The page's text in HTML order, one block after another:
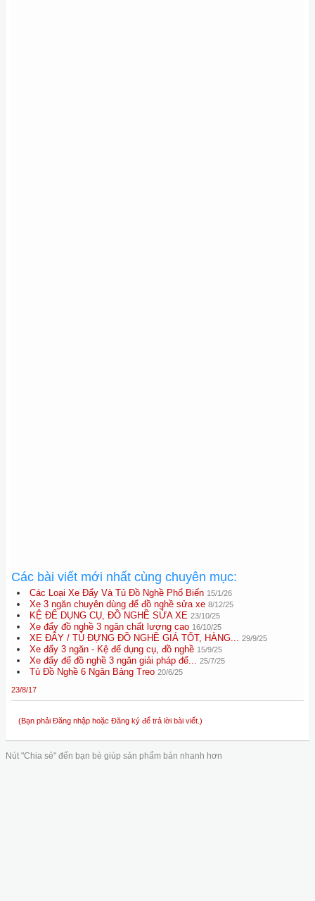
Các bài viết mới nhất cùng chuyên mục:
Các Loại Xe Đẩy Và Tủ Đồ Nghề Phổ Biến 15/1/26
Xe 3 ngăn chuyên dùng để đồ nghề sửa xe 8/12/25
KỆ ĐỂ DỤNG CỤ, ĐỒ NGHỀ SỬA XE 23/10/25
Xe đẩy đồ nghề 3 ngăn chất lượng cao 16/10/25
XE ĐẨY / TỦ ĐỰNG ĐỒ NGHỀ GIÁ TỐT, HÀNG... 29/9/25
Xe đẩy 3 ngăn - Kệ để dụng cụ, đồ nghề 15/9/25
Xe đẩy để đồ nghề 3 ngăn giải pháp để... 25/7/25
Tủ Đồ Nghề 6 Ngăn Bảng Treo 20/6/25
23/8/17
(Bạn phải Đăng nhập hoặc Đăng ký để trả lời bài viết.)
Nút "Chia sẻ" đến bạn bè giúp sản phẩm bán nhanh hơn